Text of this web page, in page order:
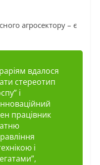
агросектору – є
вдалося
стереотип
і
працівник
і